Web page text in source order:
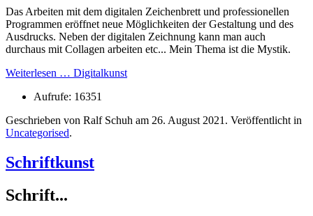
Das Arbeiten mit dem digitalen Zeichenbrett und professionellen
Programmen eröffnet neue Möglichkeiten der Gestaltung und des
Ausdrucks. Neben der digitalen Zeichnung kann man auch
durchaus mit Collagen arbeiten etc... Mein Thema ist die Mystik.
Weiterlesen … Digitalkunst
Aufrufe: 16351
Geschrieben von Ralf Schuh am 26. August 2021 . Veröffentlicht in
Uncategorised.
Schriftkunst
Schrift...